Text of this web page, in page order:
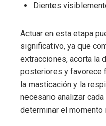
Dientes
Actuar en esta etapa
significativo, ya que
extracciones, acorta la
posteriores y favorece
la masticación y la
necesario analizar
determinar el momento